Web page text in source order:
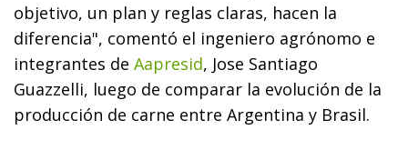
objetivo, un plan y reglas claras, hacen la
diferencia", comentó el ingeniero agrónomo e
integrantes de Aapresid, Jose Santiago
Guazzelli, luego de comparar la evolución de la
producción de carne entre Argentina y Brasil.